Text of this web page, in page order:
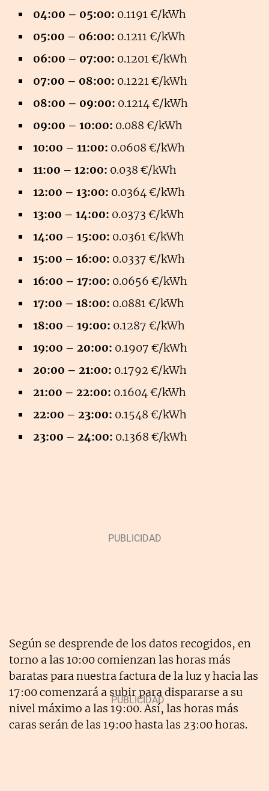
04:00 – 05:00: 0.1191 €/kWh
05:00 – 06:00: 0.1211 €/kWh
06:00 – 07:00: 0.1201 €/kWh
07:00 – 08:00: 0.1221 €/kWh
08:00 – 09:00: 0.1214 €/kWh
09:00 – 10:00: 0.088 €/kWh
10:00 – 11:00: 0.0608 €/kWh
11:00 – 12:00: 0.038 €/kWh
12:00 – 13:00: 0.0364 €/kWh
13:00 – 14:00: 0.0373 €/kWh
14:00 – 15:00: 0.0361 €/kWh
15:00 – 16:00: 0.0337 €/kWh
16:00 – 17:00: 0.0656 €/kWh
17:00 – 18:00: 0.0881 €/kWh
18:00 – 19:00: 0.1287 €/kWh
19:00 – 20:00: 0.1907 €/kWh
20:00 – 21:00: 0.1792 €/kWh
21:00 – 22:00: 0.1604 €/kWh
22:00 – 23:00: 0.1548 €/kWh
23:00 – 24:00: 0.1368 €/kWh
Según se desprende de los datos recogidos, en
torno a las 10:00 comienzan las horas más
baratas para nuestra factura de la luz y hacia las
17:00 comenzará a subir para dispararse a su
nivel máximo a las 19:00. Así, las horas más
caras serán de las 19:00 hasta las 23:00 horas.